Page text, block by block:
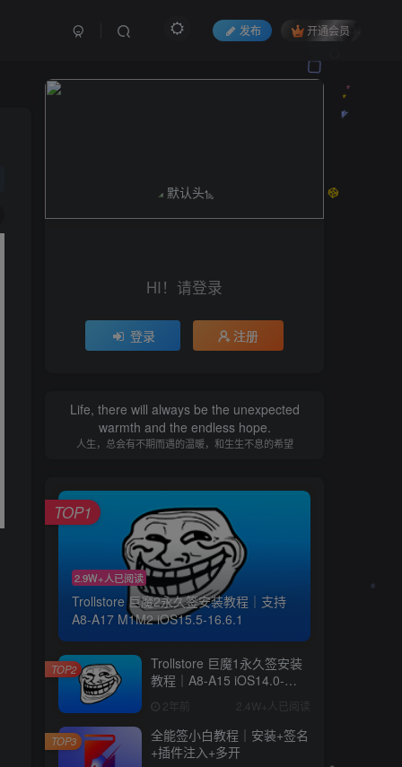
发布 开通会员
HI！请登录
登录 注册
Life, there will always be the unexpected
warmth and the endless hope.
人生，总会有不期而遇的温暖，和生生不息的希望
2.9W+人已阅读
Trollstore 巨魔2永久签安装教程｜支持
A8-A17 M1M2 iOS15.5-16.6.1
TOP1
Trollstore 巨魔1永久签安装
教程｜A8-A15 iOS14.0-
2年前 2.4W+人已阅读
TOP2
全能签小白教程｜安装+签名
+插件注入+多开
TOP3